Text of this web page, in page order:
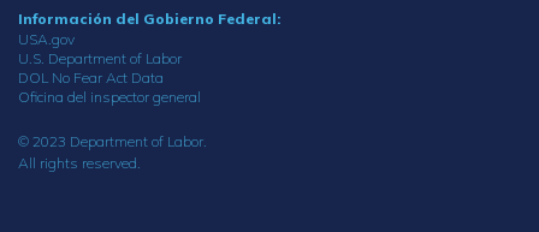
Información del Gobierno Federal:
USA.gov
U.S. Department of Labor
DOL No Fear Act Data
Oficina del inspector general
© 2023 Department of Labor.
All rights reserved.